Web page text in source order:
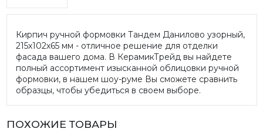
Кирпич ручной формовки Тандем Данилово узорный,
215х102х65 мм - отличное решение для отделки
фасада вашего дома. В КерамикТрейд вы найдете
полный ассортимент изысканной облицовки ручной
формовки, в нашем шоу-руме Вы сможете сравнить
образцы, чтобы убедиться в своем выборе.
ПОХОЖИЕ ТОВАРЫ